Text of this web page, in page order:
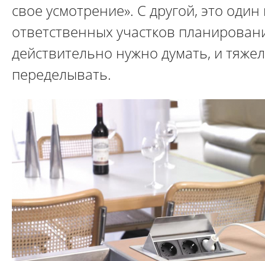
свое усмотрение». С другой, это
ответственных участков
действительно нужно думать, и
переделывать.